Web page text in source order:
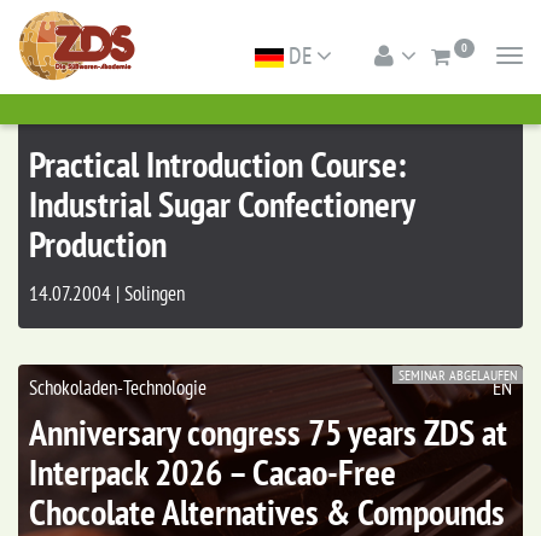
0
DE
Practical Introduction Course:
Industrial Sugar Confectionery
Production
14.07.2004 | Solingen
SEMINAR ABGELAUFEN
Schokoladen-Technologie EN
Anniversary congress 75 years ZDS at
Interpack 2026 – Cacao‑Free
Chocolate Alternatives & Compounds